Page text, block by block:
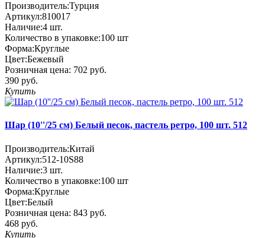
Производитель:Турция
Артикул:810017
Наличие:4 шт.
Количество в упаковке:100 шт
Форма:Круглые
Цвет:Бежевый
Розничная цена: 702 руб.
390 руб.
Купить
Шар (10''/25 см) Белый песок, пастель ретро, 100 шт. 512
Производитель:Китай
Артикул:512-10S88
Наличие:3 шт.
Количество в упаковке:100 шт
Форма:Круглые
Цвет:Белый
Розничная цена: 843 руб.
468 руб.
Купить